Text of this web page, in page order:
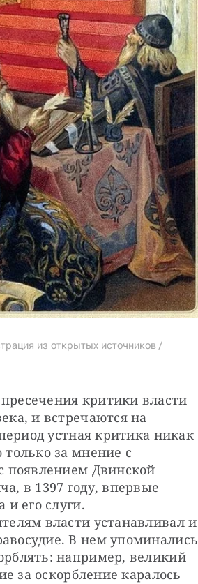
из открытых источников /
критики власти
и встречаются на
устная критика никак
за мнение с
появлением Двинской
в 1397 году, впервые
и его слуги.
власти устанавливал и
В нем упоминались
например, великий
за оскорбление каралось